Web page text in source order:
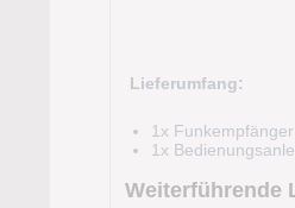
Lieferumfang:
1x Funkempfänger
1x
Weiterführende